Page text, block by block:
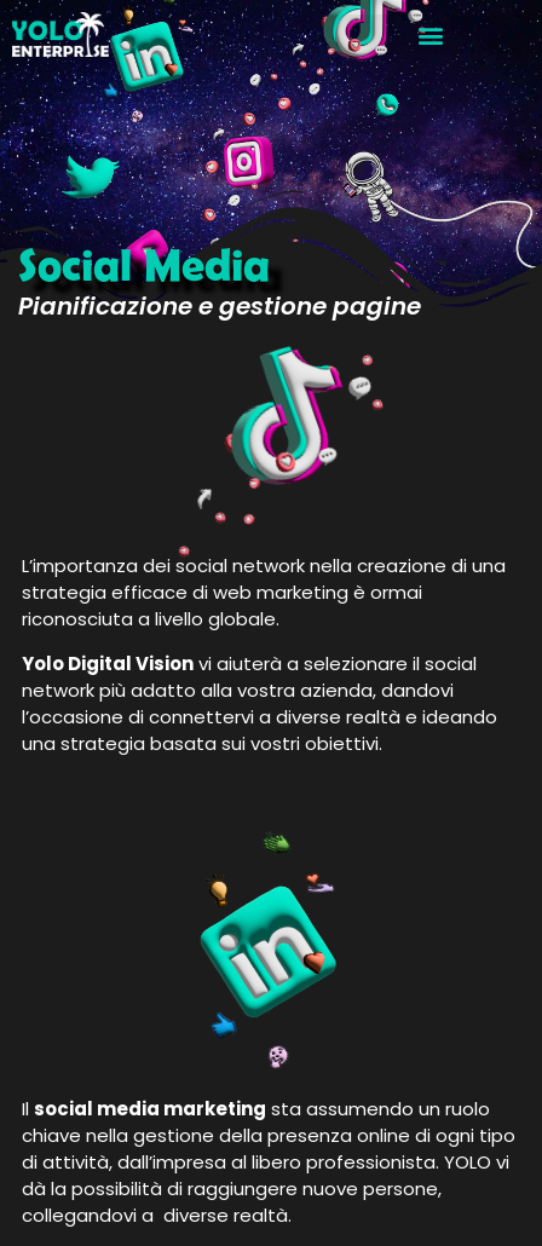
Social Media
Pianificazione e gestione pagine
L’importanza dei social network nella creazione di una
strategia efficace di web marketing è ormai
riconosciuta a livello globale.
Yolo Digital Visionvi aiuterà a selezionare il social
network più adatto alla vostra azienda, dandovi
l’occasione di connettervi a diverse realtà e ideando
una strategia basata sui vostri obiettivi.
Ilsocial media marketing sta assumendo un ruolo
chiave nella gestione della presenza online di ogni tipo
di attività, dall’impresa al libero professionista. YOLO vi
dà la possibilità di raggiungere nuove persone,
collegandovi a diverse realtà.